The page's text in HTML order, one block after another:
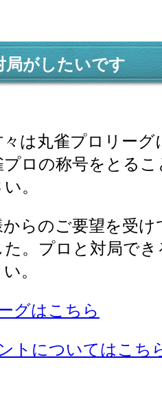
局がしたいです
は丸雀プロリー
プロの称号をとる
。
からのご要望を受
。プロと対局で
。
グはこちら
トについてはこち